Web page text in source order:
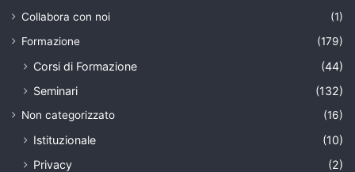
Collabora con noi
(1)
Formazione
(179)
Corsi di Formazione
(44)
Seminari
(132)
Non categorizzato (16)
Istituzionale
(10)
Privacy
(2)